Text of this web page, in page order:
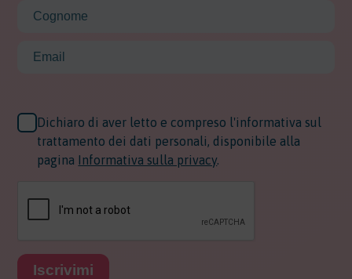
Dichiaro di aver letto e compreso l'informativa sul
trattamento dei dati personali, disponibile alla
pagina Informativa sulla privacy.
Iscrivimi